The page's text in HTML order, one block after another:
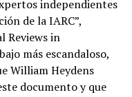
independientes
de la IARC”,
Reviews in
más escandaloso,
William Heydens
documento y que